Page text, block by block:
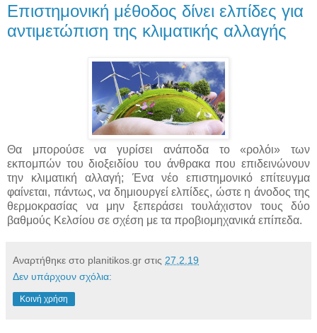
Επιστημονική μέθοδος δίνει ελπίδες για
αντιμετώπιση της κλιματικής αλλαγής
Θα μπορούσε να γυρίσει ανάποδα το «ρολόι» των
εκπομπών του διοξειδίου του άνθρακα που επιδεινώνουν
την κλιματική αλλαγή; Ένα νέο επιστημονικό επίτευγμα
φαίνεται, πάντως, να δημιουργεί ελπίδες, ώστε η άνοδος της
θερμοκρασίας να μην ξεπεράσει τουλάχιστον τους δύο
βαθμούς Κελσίου σε σχέση με τα προβιομηχανικά επίπεδα.
Αναρτήθηκε στο planitikos.gr στις 27.2.19
Δεν υπάρχουν σχόλια:
Κοινή χρήση